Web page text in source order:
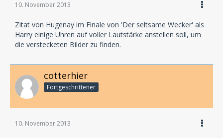
10. November 2013
Zitat von Hugenay im Finale von 'Der seltsame Wecker' als
Harry einige Uhren auf voller Lautstärke anstellen soll, um
die verstecketen Bilder zu finden.
cotterhier
Fortgeschrittener
10. November 2013